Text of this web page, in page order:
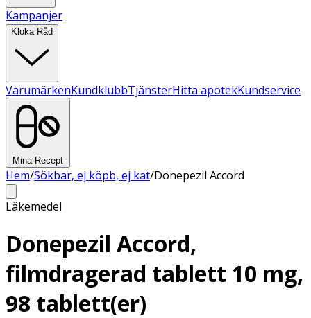
Kampanjer
Kloka Råd
VarumärkenKundklubbTjänsterHitta apotekKundservice
Mina Recept
Hem/Sökbar, ej köpb, ej kat/Donepezil Accord
Läkemedel
Donepezil Accord,
filmdragerad tablett 10 mg,
98 tablett(er)